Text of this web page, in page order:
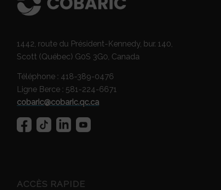
1442, route du Président-Kennedy, bur. 140,
Scott (Québec) G0S 3G0, Canada
Téléphone : 418-389-0476
Ligne Berce : 581-224-6671
cobaric@cobaric.qc.ca
ACCÈS RAPIDE